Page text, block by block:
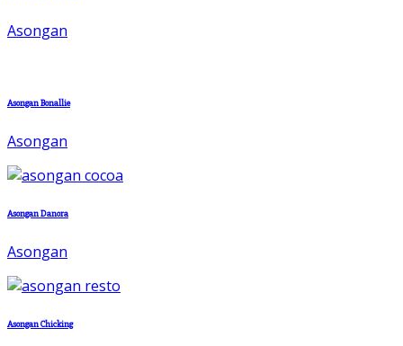
Asongan
Asongan Bonallie
Asongan
Asongan Danora
Asongan
Asongan Chicking